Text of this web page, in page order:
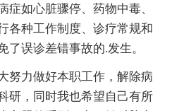
症如心脏骤停、药物中毒、
各种工作制度、诊疗常规和
了误诊差错事故的.发生。
努力做好本职工作，解除病
研，同时我也希望自己有所